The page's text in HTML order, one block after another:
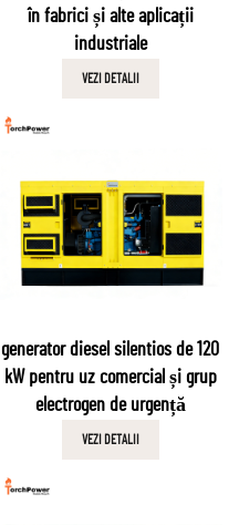
în fabrici și alte aplicații
industriale
VEZI DETALII
generator diesel silentios de 120
kW pentru uz comercial și grup
electrogen de urgență
VEZI DETALII